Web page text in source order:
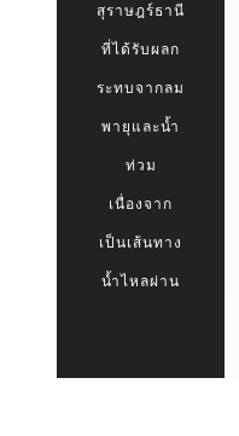
สุราษฎร์ธานี
ที่ได้รับผลก
ระทบจากลม
พายุและน้ำ
ท่วม
เนื่องจาก
เป็นเส้นทาง
น้ำไหลผ่าน